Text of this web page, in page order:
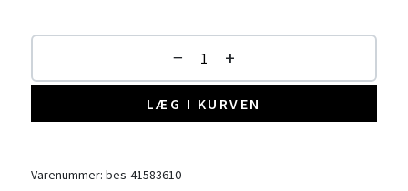
− +
LÆG I KURVEN
Varenummer: bes-41583610